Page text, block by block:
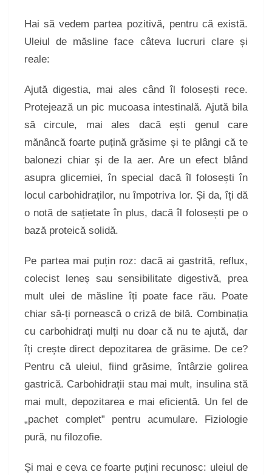
Hai să vedem partea pozitivă, pentru că există.
Uleiul de măsline face câteva lucruri clare și
reale:
Ajută digestia, mai ales când îl folosești rece.
Protejează un pic mucoasa intestinală. Ajută bila
să circule, mai ales dacă ești genul care
mănâncă foarte puțină grăsime și te plângi că te
balonezi chiar și de la aer. Are un efect blând
asupra glicemiei, în special dacă îl folosești în
locul carbohidraților, nu împotriva lor. Și da, îți dă
o notă de sațietate în plus, dacă îl folosești pe o
bază proteică solidă.
Pe partea mai puțin roz: dacă ai gastrită, reflux,
colecist leneș sau sensibilitate digestivă, prea
mult ulei de măsline îți poate face rău. Poate
chiar să-ți pornească o criză de bilă. Combinația
cu carbohidrați mulți nu doar că nu te ajută, dar
îți crește direct depozitarea de grăsime. De ce?
Pentru că uleiul, fiind grăsime, întârzie golirea
gastrică. Carbohidrații stau mai mult, insulina stă
mai mult, depozitarea e mai eficientă. Un fel de
„pachet complet” pentru acumulare. Fiziologie
pură, nu filozofie.
Și mai e ceva ce foarte puțini recunosc: uleiul de